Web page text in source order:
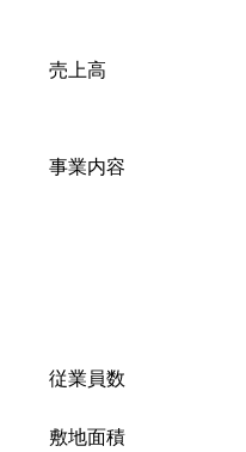
売上高
事業内容
従業員数
敷地面積